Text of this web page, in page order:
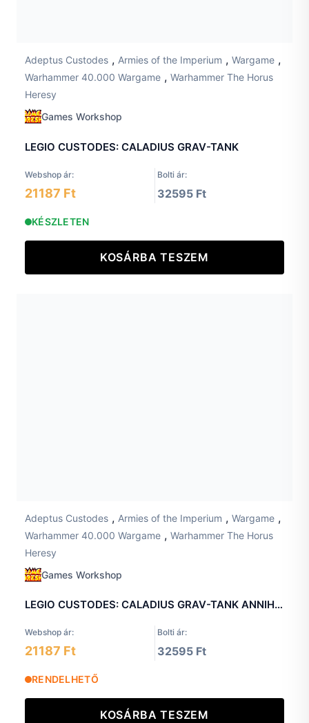
Adeptus Custodes , Armies of the Imperium , Wargame ,
Warhammer 40.000 Wargame , Warhammer The Horus
Heresy
Games Workshop
LEGIO CUSTODES: CALADIUS GRAV-TANK
Webshop ár: Bolti ár:
21187 Ft 32595 Ft
KÉSZLETEN
KOSÁRBA TESZEM
Adeptus Custodes , Armies of the Imperium , Wargame ,
Warhammer 40.000 Wargame , Warhammer The Horus
Heresy
Games Workshop
LEGIO CUSTODES: CALADIUS GRAV-TANK ANNIHILATOR
Webshop ár: Bolti ár:
21187 Ft 32595 Ft
RENDELHETŐ
KOSÁRBA TESZEM